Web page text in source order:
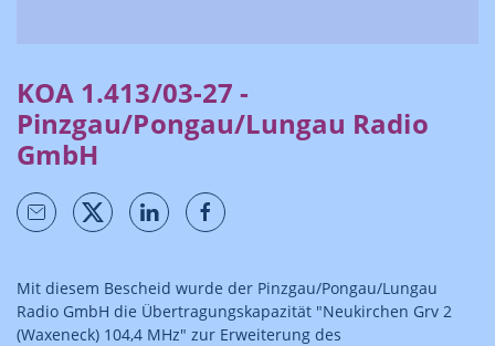
KOA 1.413/03-27 -
Pinzgau/Pongau/Lungau Radio
GmbH
Mit diesem Bescheid wurde der Pinzgau/Pongau/Lungau
Radio GmbH die Übertragungskapazität "Neukirchen Grv 2
(Waxeneck) 104,4 MHz" zur Erweiterung des